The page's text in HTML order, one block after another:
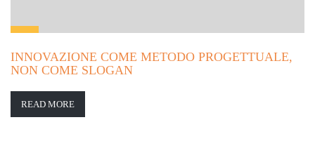
INNOVAZIONE COME METODO PROGETTUALE,
NON COME SLOGAN
READ MORE